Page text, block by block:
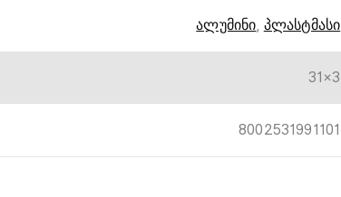
ალუმინი, პლასტმასი
31×3
8002531991101